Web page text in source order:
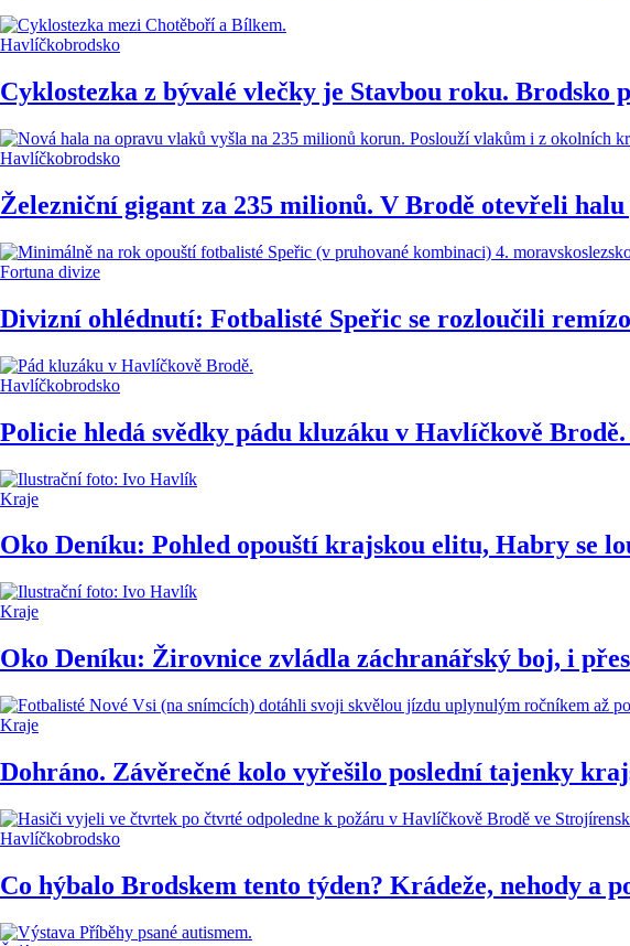
Havlíčkobrodsko
Cyklostezka z bývalé vlečky je Stavbou roku. Brodsko
Havlíčkobrodsko
Železniční gigant za 235 milionů. V Brodě otevřeli
Fortuna divize
Divizní ohlédnutí: Fotbalisté Speřic se rozloučili
Havlíčkobrodsko
Policie hledá svědky pádu kluzáku v Havlíčkově
Kraje
Oko Deníku: Pohled opouští krajskou elitu, Habry se
Kraje
Oko Deníku: Žirovnice zvládla záchranářský boj, i
Kraje
Dohráno. Závěrečné kolo vyřešilo poslední tajenky
Havlíčkobrodsko
Co hýbalo Brodskem tento týden? Krádeže, nehody a